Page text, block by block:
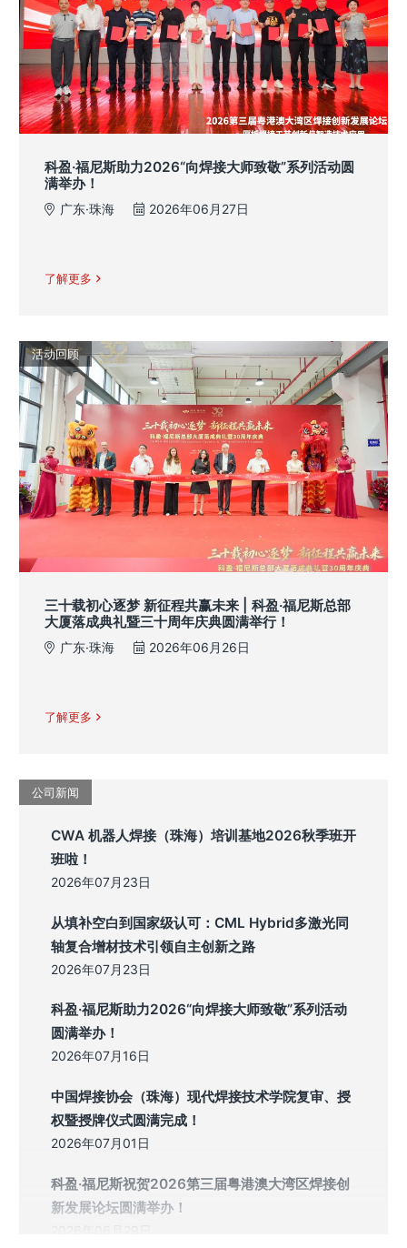
科盈·福尼斯助力2026“向焊接大师致敬”系列活动圆
满举办！
广东·珠海 2026年06月27日
了解更多
活动回顾
三十载初心逐梦 新征程共赢未来 | 科盈·福尼斯总部
大厦落成典礼暨三十周年庆典圆满举行！
广东·珠海 2026年06月26日
了解更多
公司新闻
CWA 机器人焊接（珠海）培训基地2026秋季班开
班啦！
2026年07月23日
从填补空白到国家级认可：CML Hybrid多激光同
轴复合增材技术引领自主创新之路
2026年07月23日
科盈·福尼斯助力2026“向焊接大师致敬”系列活动
圆满举办！
2026年07月16日
中国焊接协会（珠海）现代焊接技术学院复审、授
权暨授牌仪式圆满完成！
2026年07月01日
科盈·福尼斯祝贺2026第三届粤港澳大湾区焊接创
新发展论坛圆满举办！